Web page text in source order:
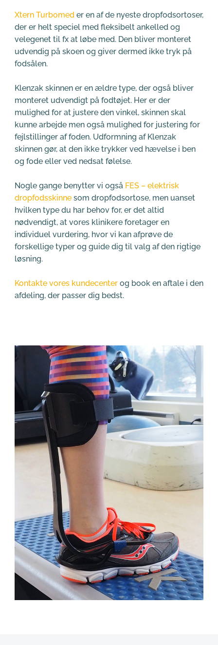
Xtern Turbomed er en af de nyeste dropfodsortoser,
der er helt speciel med fleksibelt ankelled og
velegenet til fx at løbe med. Den bliver monteret
udvendig på skoen og giver dermed ikke tryk på
fodsålen.
Klenzak skinnen er en ældre type, der også bliver
monteret udvendigt på fodtøjet. Her er der
mulighed for at justere den vinkel, skinnen skal
kunne arbejde men også mulighed for justering for
fejlstillinger af foden. Udformning af Klenzak
skinnen gør, at den ikke trykker ved hævelse i ben
og fode eller ved nedsat følelse.
Nogle gange benytter vi også FES – elektrisk
dropfodsskinne som dropfodsortose, men uanset
hvilken type du har behov for, er det altid
nødvendigt, at vores klinikere foretager en
individuel vurdering, hvor vi kan afprøve de
forskellige typer og guide dig til valg af den rigtige
løsning.
Kontakte vores kundecenter og book en aftale i den
afdeling, der passer dig bedst.